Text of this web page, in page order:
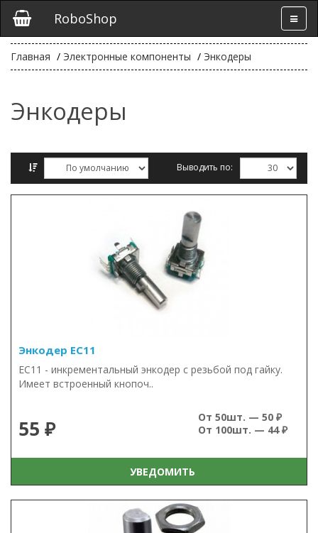
RoboShop
Главная Электронные компоненты Энкодеры
Энкодеры
Выводить по:
Энкодер EC11
EC11 - инкрементальный энкодер с резьбой под гайку.
Имеет встроенный кнопоч..
55 ₽
От 50шт. — 50 ₽
От 100шт. — 44 ₽
УВЕДОМИТЬ